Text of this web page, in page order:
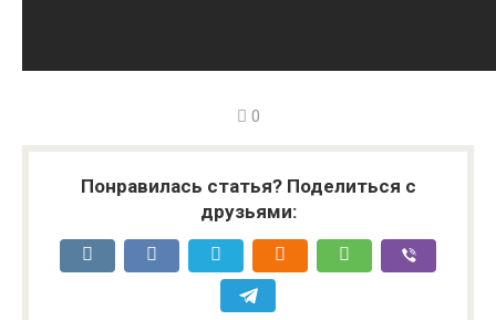
0
Понравилась статья? Поделиться с
друзьями: